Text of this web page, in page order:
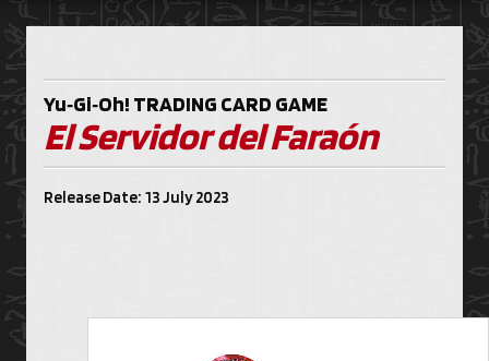
Yu‑Gi‑Oh! TRADING CARD GAME
El Servidor del Faraón
Release Date: 13 July 2023